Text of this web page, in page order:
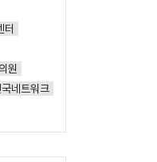
터
원
네트워크